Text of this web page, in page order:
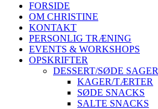
FORSIDE
OM CHRISTINE
KONTAKT
PERSONLIG TRÆNING
EVENTS & WORKSHOPS
OPSKRIFTER
DESSERT/SØDE SAGER
KAGER/TÆRTER
SØDE SNACKS
SALTE SNACKS